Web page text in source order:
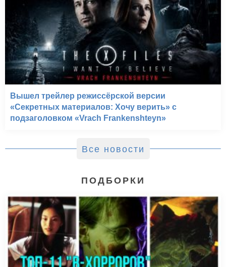
Вышел трейлер режиссёрской версии
«Секретных материалов: Хочу верить» с
подзаголовком «Vrach Frankenshteyn»
Все новости
ПОДБОРКИ